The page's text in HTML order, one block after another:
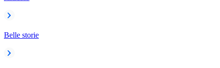
Belle storie